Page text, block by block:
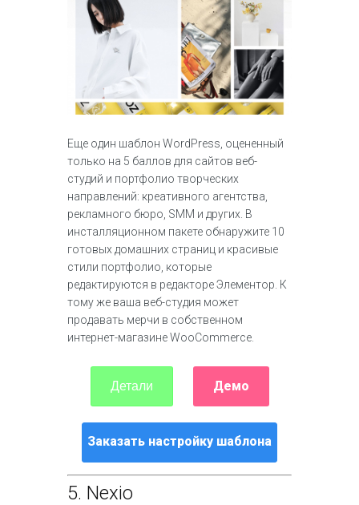
Еще один шаблон WordPress, оцененный
только на 5 баллов для сайтов веб-
студий и портфолио творческих
направлений: креативного агентства,
рекламного бюро, SMM и других. В
инсталляционном пакете обнаружите 10
готовых домашних страниц и красивые
стили портфолио, которые
редактируются в редакторе Элементор. К
тому же ваша веб-студия может
продавать мерчи в собственном
интернет-магазине WooCommerce.
Детали Демо
Заказать настройку шаблона
5. Nexio